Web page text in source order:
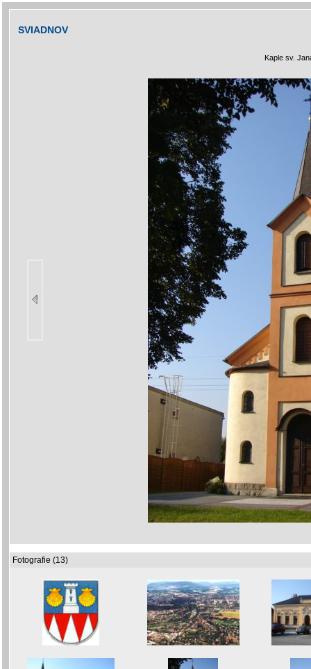
SVIADNOV
Kaple sv.
Fotografie (13)